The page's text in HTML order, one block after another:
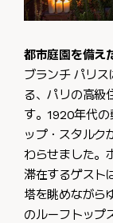
都市庭園を備え
ブランチ パリ
る、パリの高級
す。1920年代
ップ・スタルク
わらせました。
滞在するゲスト
塔を眺めながら
のルーフトップ